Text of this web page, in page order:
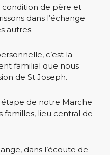
condition de père et
dans l’échange
autres.
c’est la
familial que nous
de St Joseph.
étape de notre Marche
familles, lieu central de
dans l’écoute de